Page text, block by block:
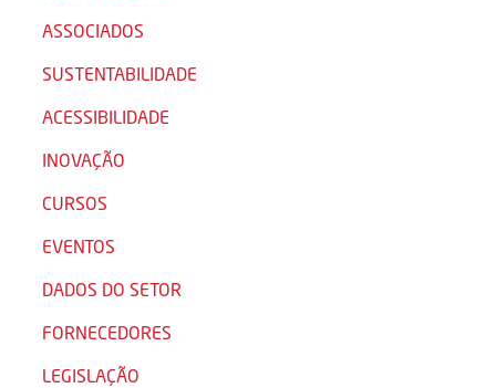
ASSOCIADOS
SUSTENTABILIDADE
ACESSIBILIDADE
INOVAÇÃO
CURSOS
EVENTOS
DADOS DO SETOR
FORNECEDORES
LEGISLAÇÃO